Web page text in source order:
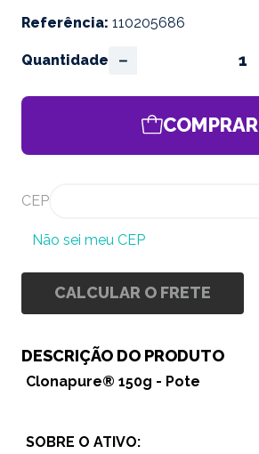
Referência: 110205686
Quantidade －
COMPRAR
CEP
Não sei meu CEP
CALCULAR O FRETE
DESCRIÇÃO DO PRODUTO
Clonapure® 150g - Pote
SOBRE O ATIVO: